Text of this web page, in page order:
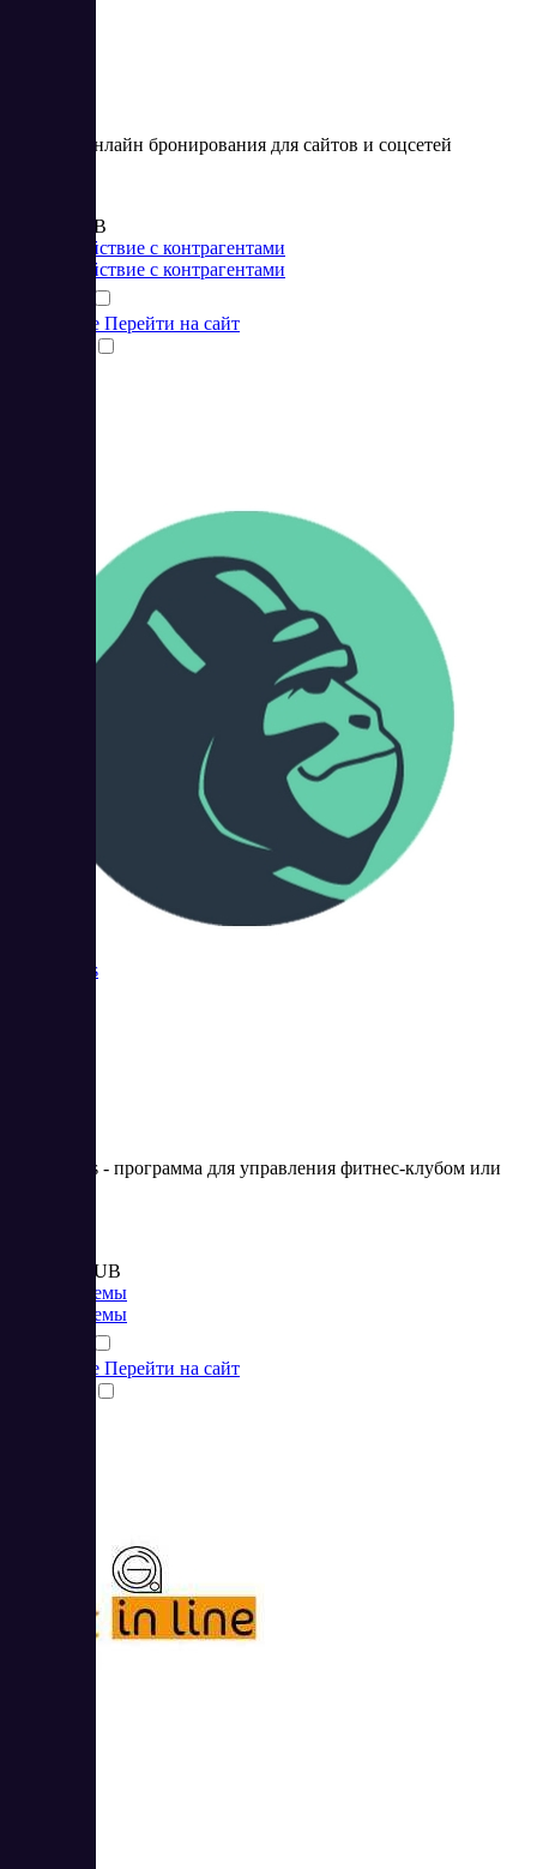
Система онлайн бронирования для сайтов и соцсетей
от 990 RUB
Взаимодействие с контрагентами
Взаимодействие с контрагентами
Подробнее Перейти на сайт
Mobifitness
Mobifitness - программа для управления фитнес-клубом или
от 1 910 RUB
CRM системы
CRM системы
Подробнее Перейти на сайт